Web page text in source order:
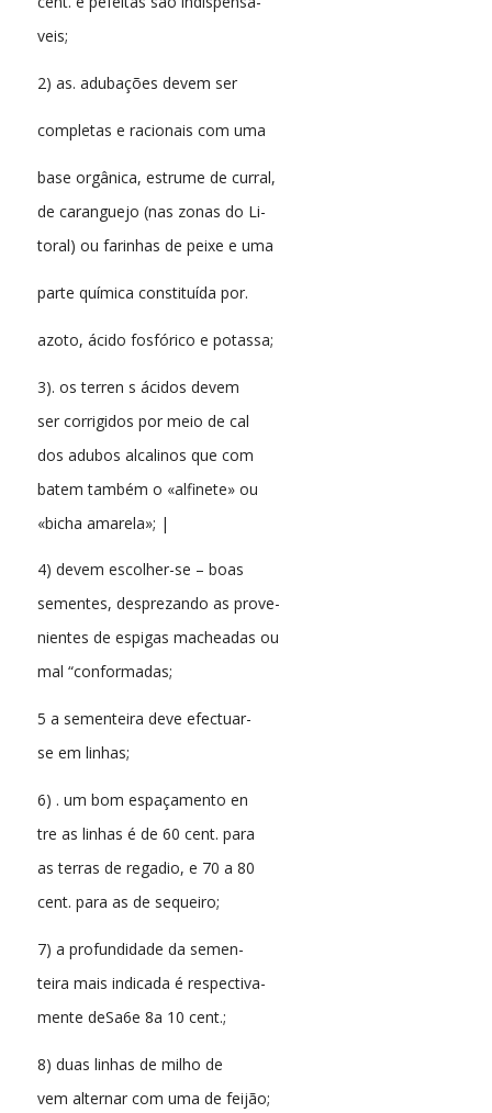
veis;
2) as. adubações devem ser
completas e racionais com uma
base orgânica, estrume de curral,
de caranguejo (nas zonas do Li-
toral) ou farinhas de peixe e uma
parte química constituída por.
azoto, ácido fosfórico e potassa;
3). os terren s ácidos devem
ser corrigidos por meio de cal
dos adubos alcalinos que com
batem também o «alfinete» ou
«bicha amarela»; |
4) devem escolher-se – boas
sementes, desprezando as prove-
nientes de espigas macheadas ou
mal “conformadas;
5 a sementeira deve efectuar-
se em linhas;
6) . um bom espaçamento en
tre as linhas é de 60 cent. para
as terras de regadio, e 70 a 80
cent. para as de sequeiro;
7) a profundidade da semen-
teira mais indicada é respectiva-
mente deSa6e 8a 10 cent.;
8) duas linhas de milho de
vem alternar com uma de feijão;